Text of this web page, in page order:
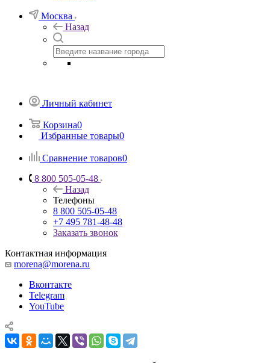
Москва
Назад
Личный кабинет
Корзина0
Избранные товары0
Сравнение товаров0
8 800 505-05-48
Назад
Телефоны
8 800 505-05-48
+7 495 781-48-48
Заказать звонок
Контактная информация
morena@morena.ru
Вконтакте
Telegram
YouTube